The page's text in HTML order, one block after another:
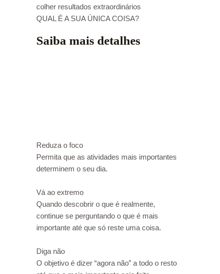
colher resultados extraordinários
QUAL É A SUA ÚNICA COISA?
Saiba mais detalhes
Reduza o foco
Permita que as atividades mais importantes
determinem o seu dia.
Vá ao extremo
Quando descobrir o que é realmente,
continue se perguntando o que é mais
importante até que só reste uma coisa.
Diga não
O objetivo é dizer “agora não” a todo o resto